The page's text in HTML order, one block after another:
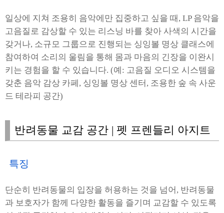
일상에 지쳐 조용히 음악에만 집중하고 싶을 때, LP 음악을
고음질로 감상할 수 있는 리스닝 바를 찾아 사색의 시간을
갖거나, 소규모 그룹으로 진행되는 싱잉볼 명상 클래스에
참여하여 소리의 울림을 통해 몸과 마음의 긴장을 이완시
키는 경험을 할 수 있습니다. (예: 고음질 오디오 시스템을
갖춘 음악 감상 카페, 싱잉볼 명상 센터, 조용한 숲 속 사운
드 테라피 공간)
반려동물 교감 공간 | 펫 프렌들리 아지트
특징
단순히 반려동물의 입장을 허용하는 것을 넘어, 반려동물
과 보호자가 함께 다양한 활동을 즐기며 교감할 수 있도록